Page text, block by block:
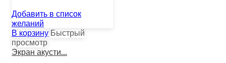
Добавить в список
желаний
В корзину Быстрый
просмотр
Экран акусти...